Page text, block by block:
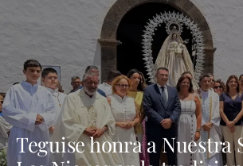
Teguise honra a Nuestra